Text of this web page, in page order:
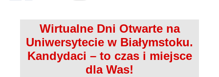
Wirtualne Dni Otwarte na
Uniwersytecie w Białymstoku.
Kandydaci – to czas i miejsce
dla Was!